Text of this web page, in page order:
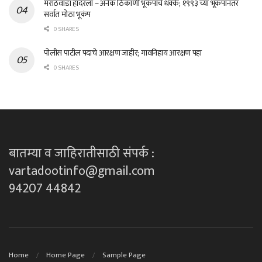
मराठवाडा हादरला – अनेक ठिकाणी भूकंपाचे धक्के; १९९३ च्या भूकंपानंतर
सर्वात मोठा भूकंप
0 SHARES
पोलीस पाटील पदाचे आरक्षण जाहीर; गावनिहाय आरक्षण पहा
0 SHARES
बातम्या व जाहिरातीसाठी संपर्क :
vartadootinfo@gmail.com
94207 44842
Home Home Page Sample Page